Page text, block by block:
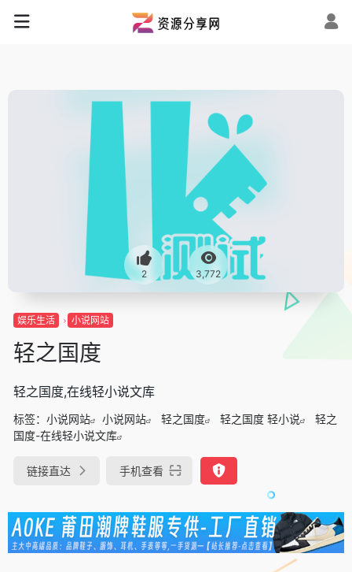
2 3,772
娱乐生活 小说网站
轻之国度
轻之国度,在线轻小说文库
标签： 小说网站 小说网站 轻之国度 轻之国度 轻小说
轻之
国度-在线轻小说文库
链接直达 手机查看